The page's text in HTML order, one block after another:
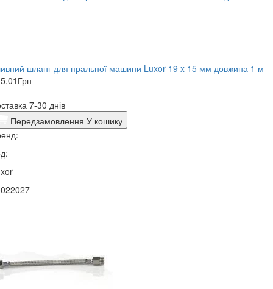
шланг для пральної машини Luxor 19 x 15 мм довжина 1 м
Грн
7-30 днів
Передзамовлення У кошику